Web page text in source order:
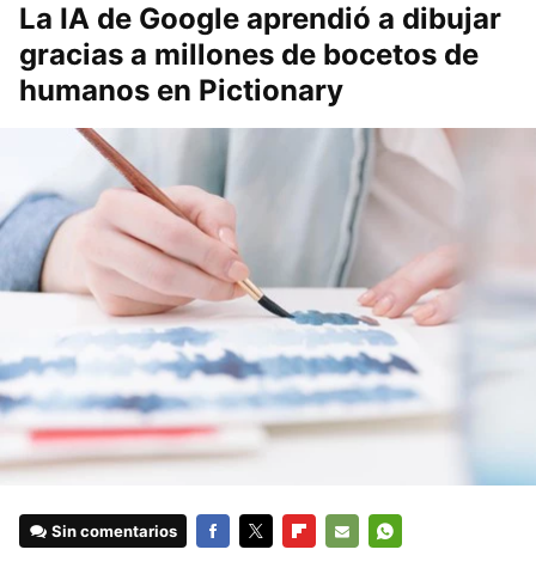
La IA de Google aprendió a dibujar
gracias a millones de bocetos de
humanos en Pictionary
Sin comentarios